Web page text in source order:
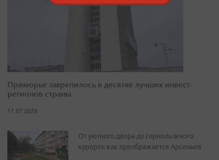
Приморье закрепилось в десятке лучших инвест-
регионов страны
17.07.2026
От уютного двора до горнолыжного
курорта: как преображается Арсеньев